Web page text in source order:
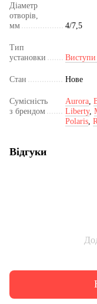
Діаметр
отворів,
мм
4/7,5
Тип
установки
Стан Нове
Сумісність
з брендом
Aurora
Liberty,
Polaris
Відгуки